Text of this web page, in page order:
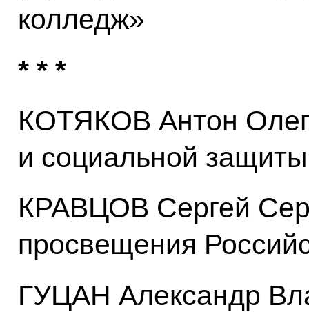
колледж»
* * *
КОТЯКОВ Антон
и социальной
КРАВЦОВ Сергей
просвещения
ГУЦАН Александр